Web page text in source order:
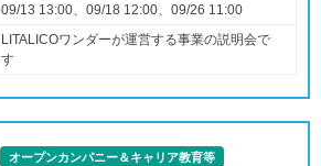
09/13 13:00、09/18 12:00、09/26 11:00
LITALICOワンダーが運営する事業の説明会で
す
オープンカンパニー＆キャリア教育等